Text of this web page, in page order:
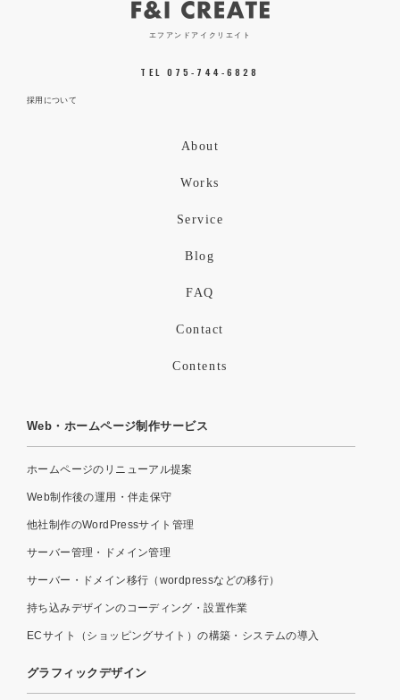
エフアンドアイクリエイト
TEL 075-744-6828
採用について
About
Works
Service
Blog
FAQ
Contact
Contents
Web・ホームページ制作サービス
ホームページのリニューアル提案
Web制作後の運用・伴走保守
他社制作のWordPressサイト管理
サーバー管理・ドメイン管理
サーバー・ドメイン移行（wordpressなどの移行）
持ち込みデザインのコーディング・設置作業
ECサイト（ショッピングサイト）の構築・システムの導入
グラフィックデザイン